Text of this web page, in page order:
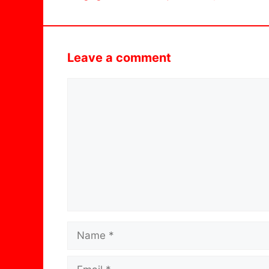
Leave a comment
Name
Email